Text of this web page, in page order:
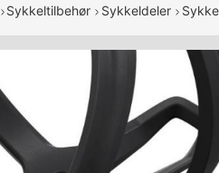
Sykkeltilbehør Sykkeldeler